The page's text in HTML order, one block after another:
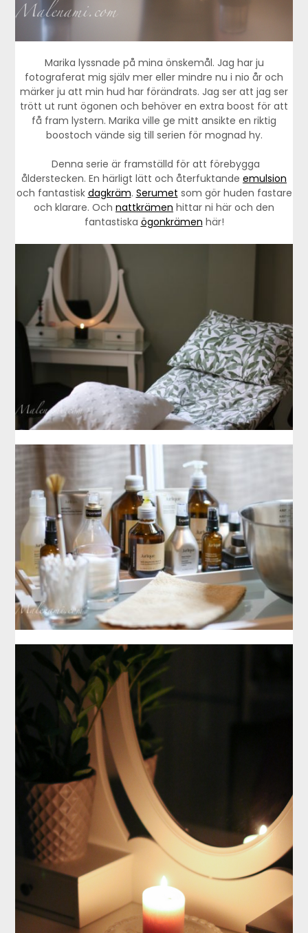
Marika lyssnade på mina önskemål. Jag har ju
fotograferat mig själv mer eller mindre nu i nio år och
märker ju att min hud har förändrats. Jag ser att jag ser
trött ut runt ögonen och behöver en extra boost för att
få fram lystern. Marika ville ge mitt ansikte en riktig
boostoch vände sig till serien för mognad hy.
Denna serie är framställd för att förebygga
ålderstecken. En härligt lätt och återfuktande emulsion
och fantastisk dagkräm. Serumet som gör huden fastare
och klarare. Och nattkrämen hittar ni här och den
fantastiska ögonkrämen här!